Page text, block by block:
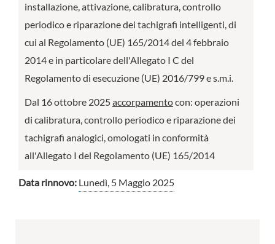
installazione, attivazione, calibratura, controllo
periodico e riparazione dei tachigrafi intelligenti, di
cui al Regolamento (UE) 165/2014 del 4 febbraio
2014 e in particolare dell'Allegato I C del
Regolamento di esecuzione (UE) 2016/799 e s.m.i.
Dal 16 ottobre 2025accorpamentocon: operazioni
di calibratura, controllo periodico e riparazione dei
tachigrafi analogici, omologati in conformità
all'Allegato I del Regolamento (UE) 165/2014
Data rinnovo: Lunedì, 5 Maggio 2025